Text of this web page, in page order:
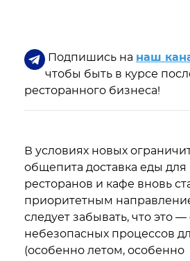
Подпишись на наш
чтобы быть в курсе
ресторанного бизнеса!
В условиях новых
общепита доставка еды для
ресторанов и кафе вновь
приоритетным
следует забывать, что это
небезопасных процессов
(особенно летом, особенно